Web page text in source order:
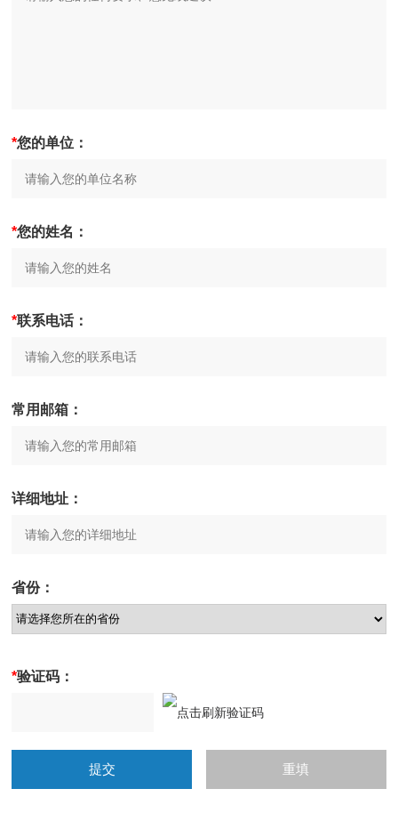
*您的单位：
*您的姓名：
*联系电话：
常用邮箱：
详细地址：
省份：
*验证码：